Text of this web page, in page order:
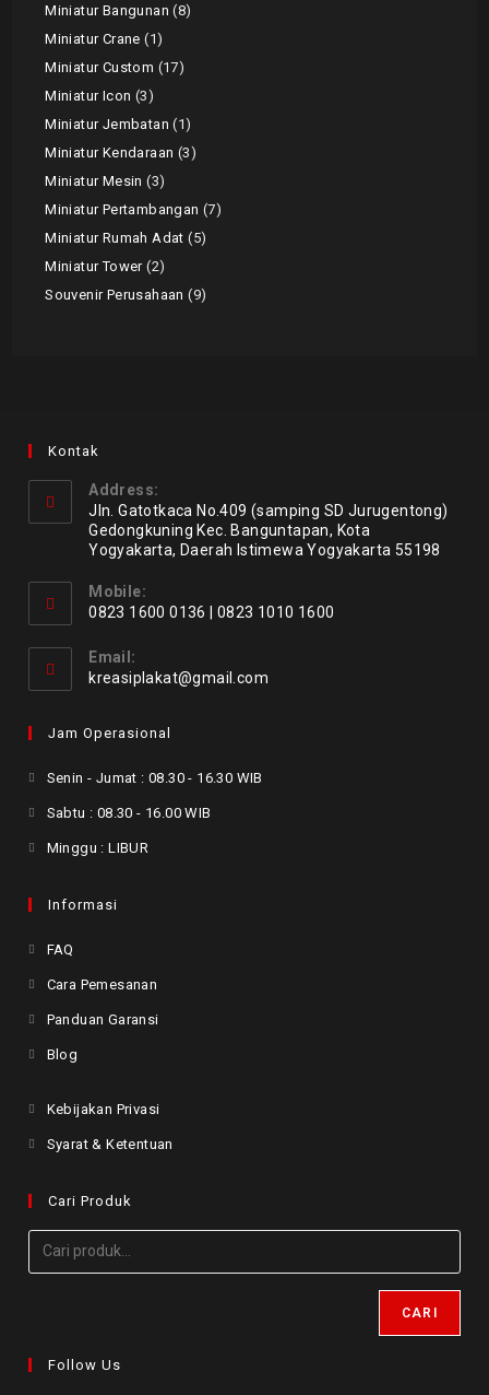
Miniatur Bangunan 8
Miniatur Crane
1
Miniatur Custom
17
Miniatur Icon
3
Miniatur Jembatan
1
Miniatur Kendaraan
3
Miniatur Mesin
3
Miniatur Pertambangan
7
Miniatur Rumah Adat
5
Miniatur Tower 2
Souvenir Perusahaan
9
Kontak
Address:
Jln. Gatotkaca No.409 (samping SD Jurugentong)
Gedongkuning Kec. Banguntapan, Kota
Yogyakarta, Daerah Istimewa Yogyakarta 55198
Mobile:
0823 1600 0136 | 0823 1010 1600
Email:
kreasiplakat@gmail.com
Jam Operasional
Senin - Jumat : 08.30 - 16.30 WIB
Sabtu : 08.30 - 16.00 WIB
Minggu : LIBUR
Informasi
FAQ
Cara Pemesanan
Panduan Garansi
Blog
Kebijakan Privasi
Syarat & Ketentuan
Cari Produk
CARI
Follow Us